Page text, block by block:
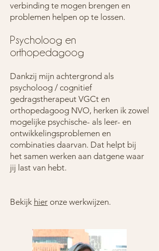
verbinding te mogen brengen en
problemen helpen op te lossen.
Psycholoog en
orthopedagoog
Dankzij mijn achtergrond als
psycholoog / cognitief
gedragstherapeut VGCt en
orthopedagoog NVO, herken ik zowel
mogelijke psychische- als leer- en
ontwikkelingsproblemen en
combinaties daarvan. Dat helpt bij
het samen werken aan datgene waar
jij last van hebt.
Bekijk hier onze werkwijzen.